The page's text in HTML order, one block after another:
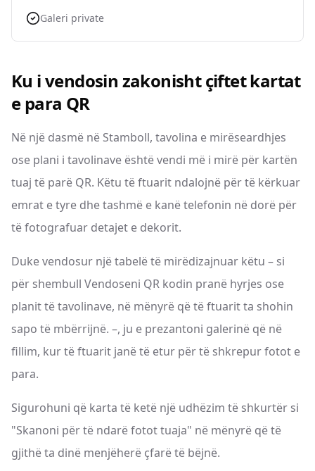
Galeri private
Ku i vendosin zakonisht çiftet kartat
e para QR
Në një dasmë në Stamboll, tavolina e mirëseardhjes
ose plani i tavolinave është vendi më i mirë për kartën
tuaj të parë QR. Këtu të ftuarit ndalojnë për të kërkuar
emrat e tyre dhe tashmë e kanë telefonin në dorë për
të fotografuar detajet e dekorit.
Duke vendosur një tabelë të mirëdizajnuar këtu – si
për shembull Vendoseni QR kodin pranë hyrjes ose
planit të tavolinave, në mënyrë që të ftuarit ta shohin
sapo të mbërrijnë. –, ju e prezantoni galerinë që në
fillim, kur të ftuarit janë të etur për të shkrepur fotot e
para.
Sigurohuni që karta të ketë një udhëzim të shkurtër si
"Skanoni për të ndarë fotot tuaja" në mënyrë që të
gjithë ta dinë menjëherë çfarë të bëjnë.